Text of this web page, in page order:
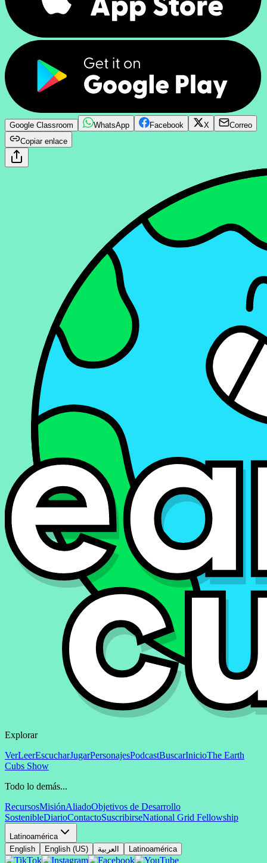
Google Classroom WhatsApp Facebook X
Correo
Copiar enlace
Explorar
VerLeerEscucharJugarPersonajesPodcastBuscarInicioThe Earth
Cubs Show
Todo lo demás...
RecursosMisiónAliadoObjetivos de Desarrollo
SostenibleDiarioContactoSuscribirseNational Grid Fellowship
Latinoamérica
English
English (US) العربية Latinoamérica